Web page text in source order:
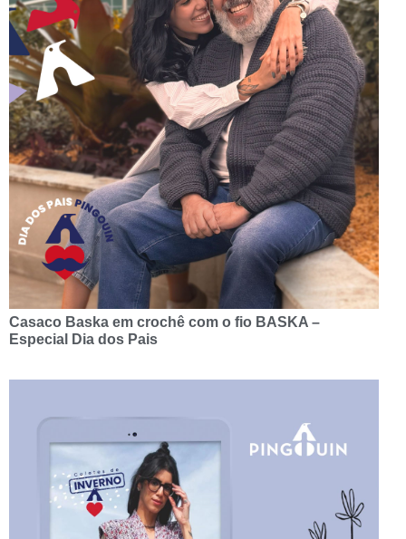
Casaco Baska em crochê com o fio BASKA –
Especial Dia dos Pais